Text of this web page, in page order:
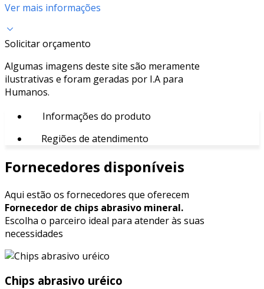
Ver mais informações
Solicitar orçamento
Algumas imagens deste site são meramente
ilustrativas e foram geradas por I.A para
Humanos.
Informações do produto
Regiões de atendimento
Fornecedores disponíveis
Aqui estão os fornecedores que oferecem
Fornecedor de chips abrasivo mineral.
Escolha o parceiro ideal para atender às suas
necessidades
Chips abrasivo uréico